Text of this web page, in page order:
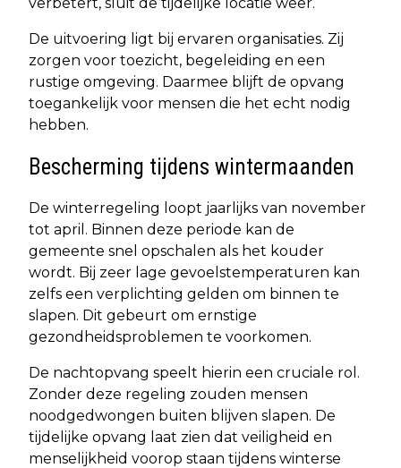
De uitvoering ligt bij ervaren organisaties. Zij
zorgen voor toezicht, begeleiding en een
rustige omgeving. Daarmee blijft de opvang
toegankelijk voor mensen die het echt nodig
hebben.
Bescherming tijdens wintermaanden
De winterregeling loopt jaarlijks van november
tot april. Binnen deze periode kan de
gemeente snel opschalen als het kouder
wordt. Bij zeer lage gevoelstemperaturen kan
zelfs een verplichting gelden om binnen te
slapen. Dit gebeurt om ernstige
gezondheidsproblemen te voorkomen.
De nachtopvang speelt hierin een cruciale rol.
Zonder deze regeling zouden mensen
noodgedwongen buiten blijven slapen. De
tijdelijke opvang laat zien dat veiligheid en
menselijkheid voorop staan tijdens winterse